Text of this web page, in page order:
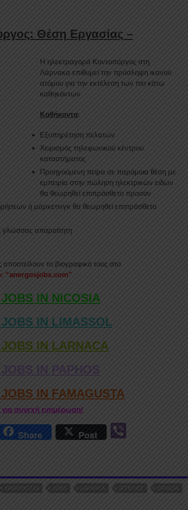
Θέση Εργασίας –
Η ηλεκτραγορά Κοντοπύργος στη
Λάρνακα επιθυμεί την πρόσληψη ικανού
ατόμου για την εκτέλεση των πιο κάτω
καθηκόντων
Καθήκοντα:
Εξυπηρέτηση πελατών
Χειρισμός τηλεφωνικού κέντρου
καταστήματος
Προηγούμενη πείρα σε παρόμοια θέση με
εμπειρία στην πώληση ηλεκτρικών ειδών
θα θεωρηθεί επιπρόσθετο προσόν
ή μάρκετινγκ θα θεωρηθεί επιπρόσθετο
γλώσσας απαραίτητη
το βιογραφικό τους στο
“anergosjobs.com”
IN NICOSIA
IN LIMASSOL
IN LARNACA
IN PAPHOS
IN FAMAGUSTA
για συνεχή ενημέρωση!
Share Post
ERGODOTISI JOBS LARNACA ΑΓΓΕΛΊΕΣ
ΕΡΓΑΣΊΑ